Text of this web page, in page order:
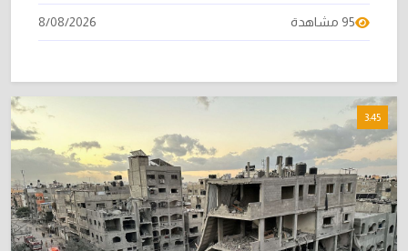
95 مشاهدة 8/08/2026
3:45